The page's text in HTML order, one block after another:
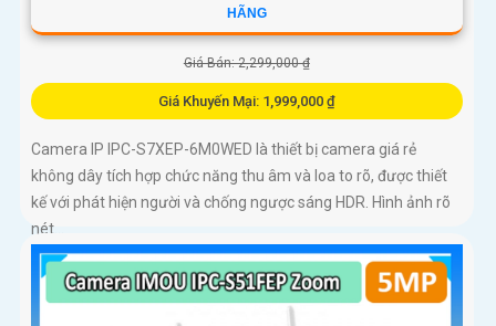
HÃNG
Giá Bán: 2,299,000 ₫
Giá Khuyến Mại: 1,999,000 ₫
Camera IP IPC-S7XEP-6M0WED là thiết bị camera giá rẻ
không dây tích hợp chức năng thu âm và loa to rõ, được thiết
kế với phát hiện người và chống ngược sáng HDR. Hình ảnh rõ
nét...